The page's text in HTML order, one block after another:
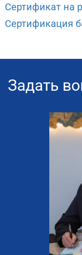
Сертификат на
Сертификация
Задать